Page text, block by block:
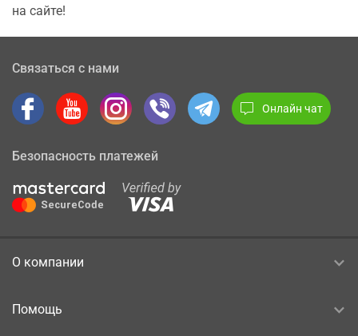
на сайте!
Связаться с нами
Онлайн чат
Безопасность платежей
О компании
Помощь